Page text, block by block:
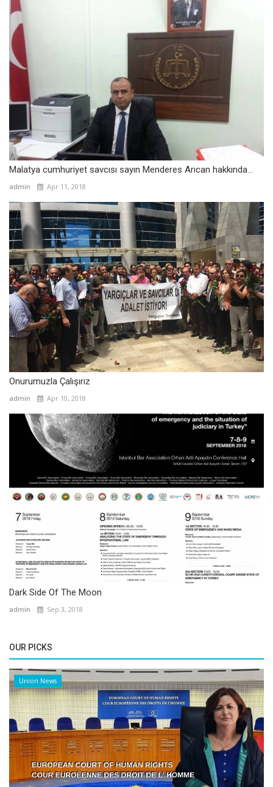
Malatya cumhuriyet savcısı sayın Menderes Arıcan hakkında...
admin Apr 11, 2018
Onurumuzla Çalışırız
admin Apr 10, 2018
Dark Side Of The Moon
admin Sep 3, 2018
OUR PICKS
Union News